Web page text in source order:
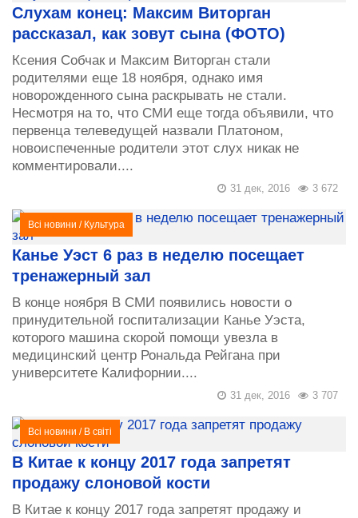
Слухам конец: Максим Виторган
рассказал, как зовут сына (ФОТО)
Ксения Собчак и Максим Виторган стали
родителями еще 18 ноября, однако имя
новорожденного сына раскрывать не стали.
Несмотря на то, что СМИ еще тогда объявили, что
первенца телеведущей назвали Платоном,
новоиспеченные родители этот слух никак не
комментировали....
3 672
31 дек, 2016
Всі новини / Культура
Канье Уэст 6 раз в неделю посещает
тренажерный зал
В конце ноября В СМИ появились новости о
принудительной госпитализации Канье Уэста,
которого машина скорой помощи увезла в
медицинский центр Рональда Рейгана при
университете Калифорнии....
3 707
31 дек, 2016
Всі новини / В світі
В Китае к концу 2017 года запретят
продажу слоновой кости
В Китае к концу 2017 года запретят продажу и